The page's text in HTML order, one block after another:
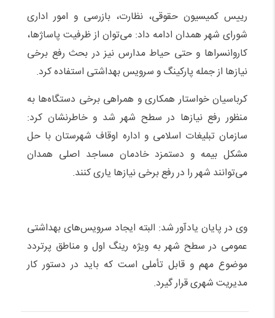
رییس کمیسیون حقوقی، نظارت، بازرسی و امور اداری
شورای شهر همدان ادامه داد: می‌توان از ظرفیت پاساژها،
کاروانسراها و حتی حیاط مدارس نیز در بحث رفع برخی
نیازها از جمله پارکینگ و سرویس بهداشتی استفاده کرد.
کرباسیان خواستار همکاری و همراهی برخی دستگاه‌ها به
منظور رفع نیازها در سطح شهر شد و خاطرنشان کرد:
سازمان تبلیغات اسلامی و اداره‌ اوقاف شهرستان با حل
مشکل بیمه و دستمزد خادمان مساجد اصلی همدان
می‌توانند شهر را در رفع برخی نیازها یاری کنند.
وی در پایان یادآور شد: البته ایجاد سرویس‌های بهداشتی
عمومی در سطح شهر به ویژه رینگ اول و مناطق پرتردد
موضوع مهم و قابل تأملی است که باید در دستور کار
مدیریت شهری قرار گیرد.